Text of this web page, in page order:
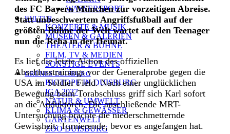
WASSERSPORT
KULTUR
KONZERTE & MUSIK
MUSEEN & GALERIEN
THEATER & BÜHNE
FILM, TV & MEDIEN
SONSTIGE EVENTS
GRÜNES DUISBURG
BIOTOPE IN DUISBURG
IGA 2027
NATUR & UMWELT
KLIMA & GEWÄSSER
GARTENWELT
ZOO DUISBURG
des FC Bayern München zur vorzeitigen Abreise.
Statt unbeschwertem Angriffsfußball auf der
größten Bühne der Welt wartet auf den Teenager
nun die Reha in der Heimat.
Es lief die letzte Aktion des offiziellen
Abschlusstrainings vor der Generalprobe gegen die
USA im Soldier Field. Nach einer unglücklichen
Bewegung beim Torabschluss griff sich Karl sofort
an die Adduktoren. Die anschließende MRT-
Untersuchung brachte die niederschmetternde
Gewissheit: Turnierende, bevor es angefangen hat.